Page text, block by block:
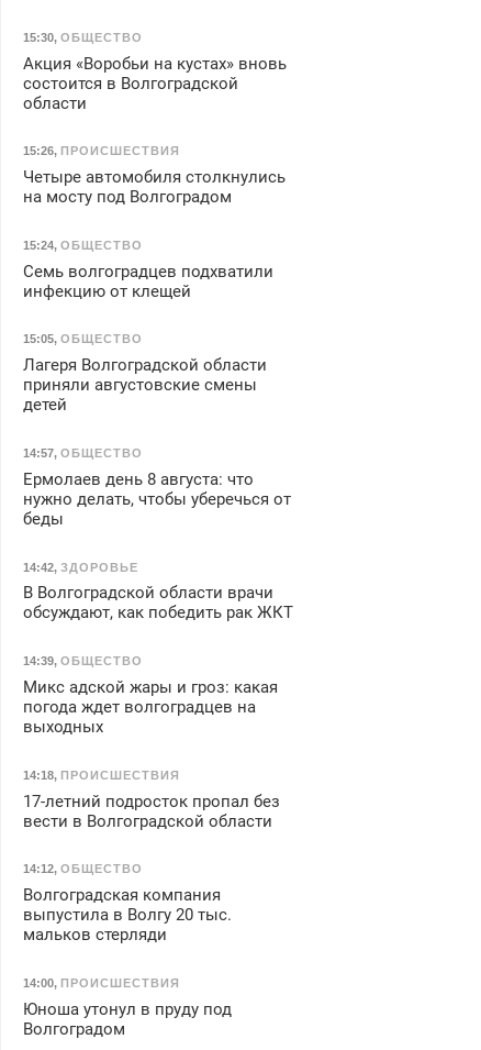
15:30, ОБЩЕСТВО
Акция «Воробьи на кустах» вновь
состоится в Волгоградской
области
15:26, ПРОИСШЕСТВИЯ
Четыре автомобиля столкнулись
на мосту под Волгоградом
15:24, ОБЩЕСТВО
Семь волгоградцев подхватили
инфекцию от клещей
15:05, ОБЩЕСТВО
Лагеря Волгоградской области
приняли августовские смены
детей
14:57, ОБЩЕСТВО
Ермолаев день 8 августа: что
нужно делать, чтобы уберечься от
беды
14:42, ЗДОРОВЬЕ
В Волгоградской области врачи
обсуждают, как победить рак ЖКТ
14:39, ОБЩЕСТВО
Микс адской жары и гроз: какая
погода ждет волгоградцев на
выходных
14:18, ПРОИСШЕСТВИЯ
17-летний подросток пропал без
вести в Волгоградской области
14:12, ОБЩЕСТВО
Волгоградская компания
выпустила в Волгу 20 тыс.
мальков стерляди
14:00, ПРОИСШЕСТВИЯ
Юноша утонул в пруду под
Волгоградом